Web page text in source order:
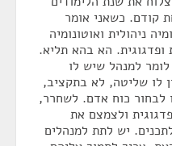
קודם. כשאני אומר
ניהולית ואוטונומיה
ופדגוגית. הא בהא תליא.
למנהל שיש לו
לו שליטה, לא בתקציב,
לבחור כוח אדם. לשחרר,
ולצמצם את
יש לתת למנהלים